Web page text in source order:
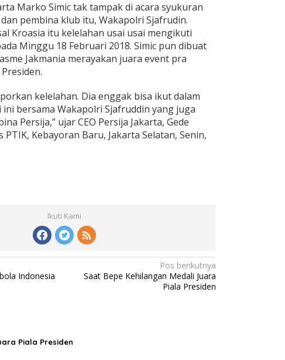
Marko Simic tak tampak di acara syukuran
pembina klub itu, Wakapolri Sjafrudin.
Kroasia itu kelelahan usai usai mengikuti
Minggu 18 Februari 2018. Simic pun dibuat
Jakmania merayakan juara event pra
kelelahan. Dia enggak bisa ikut dalam
bersama Wakapolri Sjafruddin yang juga
Persija,” ujar CEO Persija Jakarta, Gede
PTIK, Kebayoran Baru, Jakarta Selatan, Senin,
Ikuti Kami
Indonesia
Pos berikutnya
Saat Bepe Kehilangan Medali Juara
Piala Presiden
Piala Presiden